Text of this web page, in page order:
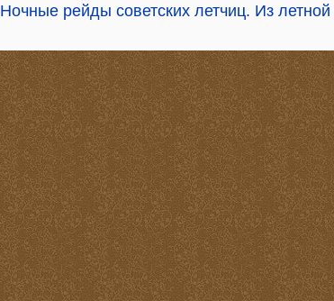
Ночные рейды советских летчиц. Из